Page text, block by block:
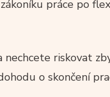
práce po
riskovat
o skončení